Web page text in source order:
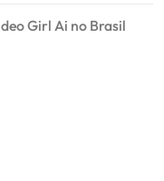
Girl Ai no Brasil